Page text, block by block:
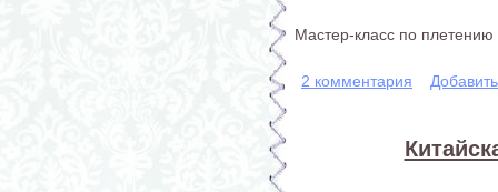
Мастер-класс по плетению
2 комментария